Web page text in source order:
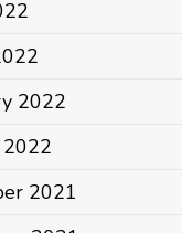
2022
2022
2021